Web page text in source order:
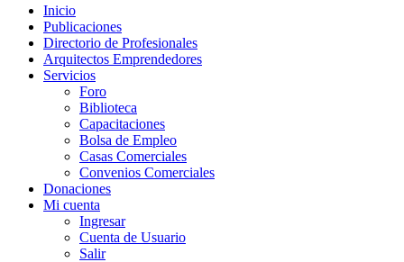
Inicio
Publicaciones
Directorio de Profesionales
Arquitectos Emprendedores
Servicios
Foro
Biblioteca
Capacitaciones
Bolsa de Empleo
Casas Comerciales
Convenios Comerciales
Donaciones
Mi cuenta
Ingresar
Cuenta de Usuario
Salir